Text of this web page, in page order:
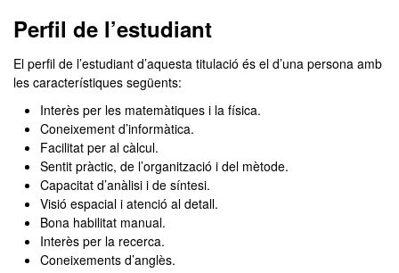
Perfil de l’estudiant
El perfil de l’estudiant d’aquesta titulació és el d’una persona amb
les característiques següents:
Interès per les matemàtiques i la física.
Coneixement d’informàtica.
Facilitat per al càlcul.
Sentit pràctic, de l’organització i del mètode.
Capacitat d’anàlisi i de síntesi.
Visió espacial i atenció al detall.
Bona habilitat manual.
Interès per la recerca.
Coneixements d’anglès.